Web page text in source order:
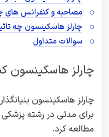
مصاحبه و کنفرانس های
چارلز هاسکینسون چه
سوالات متداول
چارلز هاسکینسون
برای مدتی در رشته پزشکی
مطالعه کرد.